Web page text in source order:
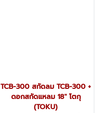
TCB-300 สกัดลม TCB-300 +
ดอกสกัดแหลม 18" โตกุ
(TOKU)